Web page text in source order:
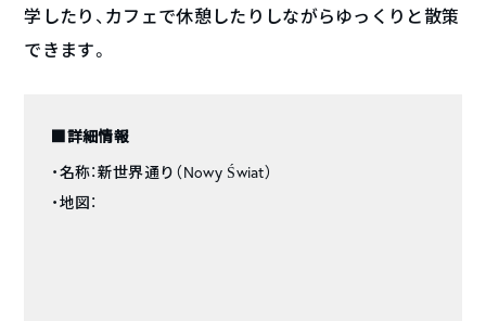
学したり、カフェで休憩したりしながらゆっくりと散策
できます。
■詳細情報
・名称：新世界通り（Nowy Świat）
・地図：